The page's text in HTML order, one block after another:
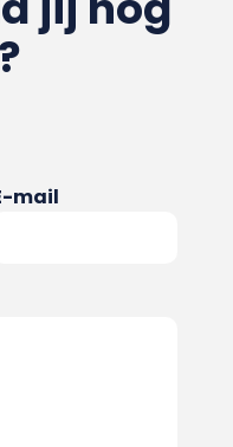
mail